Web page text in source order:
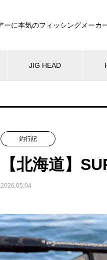
に本気のフィッシングメーカ
JIG HEAD
釣行記
【北海道】
2026.05.04